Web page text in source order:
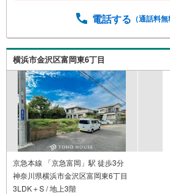
ーーーーーーーーーーーーーー
月時点 のものであり、実際の適
となります。金利情勢により表記
あります。ーーーーーーーーー
ーーーー
電話する （通話料無
横浜市金沢区富岡東6丁目
京急本線 「京急富岡」駅 徒歩3分
神奈川県横浜市金沢区富岡東6丁目
3LDK＋S / 地上3階